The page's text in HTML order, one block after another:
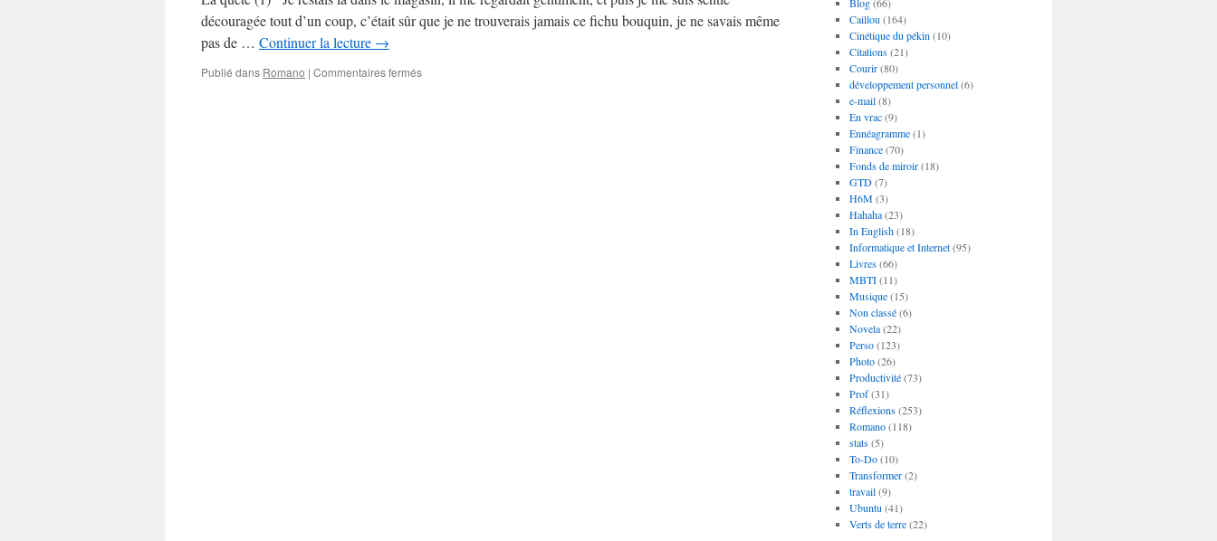
découragée tout d’un coup, c’était sûr que je ne trouverais jamais ce fichu bouquin, je ne savais même
pas de … Continuer la lecture →
Publié dans Romano | Commentaires ferméssur
Caillou (164)
Cinétique du pékin (10)
Citations(21)
Courir(80)
développement personnel(6)
e-mail(8)
En vrac(9)
Ennéagramme(1)
Finance(70)
Fonds de miroir(18)
GTD(7)
H6M(3)
Hahaha(23)
In English(18)
Informatique et Internet(95)
Livres(66)
MBTI(11)
Musique(15)
Non classé(6)
Novela(22)
Perso(123)
Photo(26)
Productivité(73)
Prof(31)
Réflexions(253)
Romano(118)
stats(5)
To-Do(10)
Transformer(2)
travail(9)
Ubuntu (41)
Verts de terre(22)